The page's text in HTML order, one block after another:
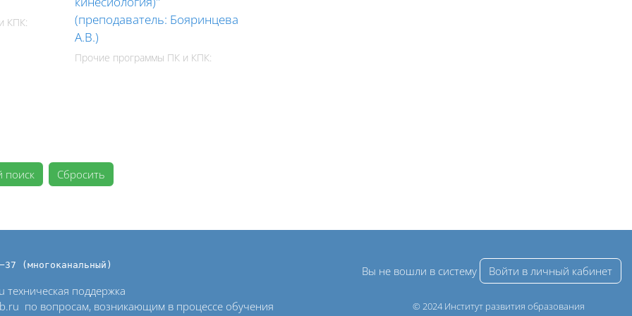
КПК:
(преподаватель: Бояринцева
А.В.)
Прочие программы ПК и КПК:
поиск
(многоканальный)
техническая поддержка
по вопросам, возникающим в процессе обучения
Вы не вошли в систему Войти в личный кабинет
© 2024 Институт развития образования